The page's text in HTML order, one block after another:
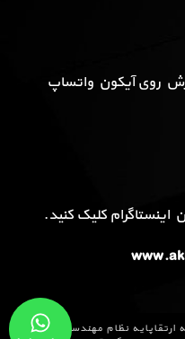
روی آیکون واتساپ
اینستاگرام کلیک کنید.
ارتقاپایه نظام مهندسی
می باشد و